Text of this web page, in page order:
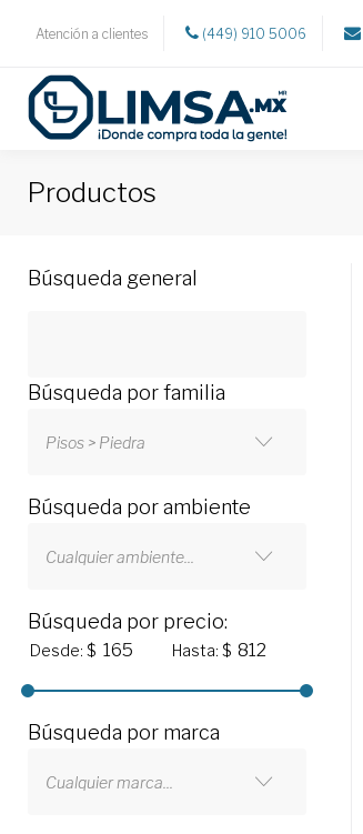
Atención a clientes (449) 910 5006
Productos
Búsqueda general
Búsqueda por familia
Pisos > Piedra
Búsqueda por ambiente
Cualquier ambiente...
Búsqueda por precio:
Desde: $ Hasta: $
Búsqueda por marca
Cualquier marca...